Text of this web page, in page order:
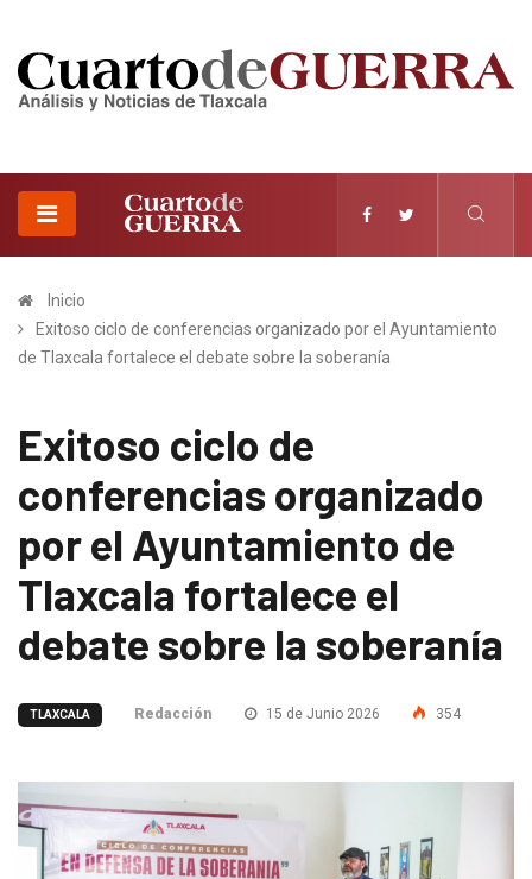
Inicio
Exitoso ciclo de conferencias organizado por el Ayuntamiento
de Tlaxcala fortalece el debate sobre la soberanía
Exitoso ciclo de
conferencias organizado
por el Ayuntamiento de
Tlaxcala fortalece el
debate sobre la soberanía
TLAXCALA Redacción 15 de Junio 2026 354